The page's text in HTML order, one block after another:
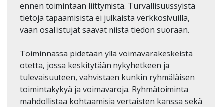
ennen toimintaan liittymistä. Turvallisuussyistä
tietoja tapaamisista ei julkaista verkkosivuilla,
vaan osallistujat saavat niistä tiedon suoraan.
Toiminnassa pidetään yllä voimavarakeskeistä
otetta, jossa keskitytään nykyhetkeen ja
tulevaisuuteen, vahvistaen kunkin ryhmäläisen
toimintakykyä ja voimavaroja. Ryhmätoiminta
mahdollistaa kohtaamisia vertaisten kanssa sekä